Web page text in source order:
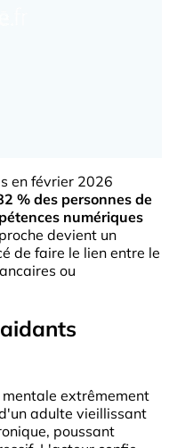
en février 2026
% des personnes de
numériques
devient un
de faire le lien entre le
ou
mentale extrêmement
adulte vieillissant
poussant